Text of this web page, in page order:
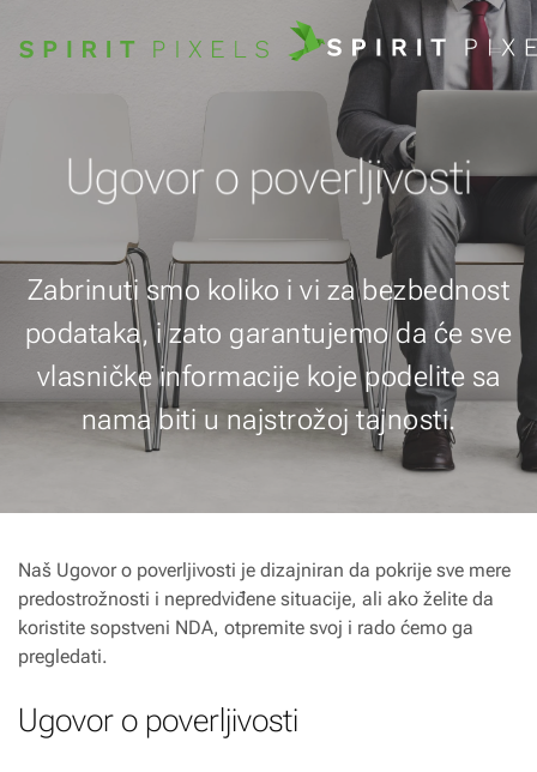
Ugovor o poverljivosti
Zabrinuti smo koliko i vi za bezbednost
podataka, i zato garantujemo da će sve
vlasničke informacije koje podelite sa
nama biti u najstrožoj tajnosti.
Naš Ugovor o poverljivosti je dizajniran da pokrije sve mere
predostrožnosti i nepredviđene situacije, ali ako želite da
koristite sopstveni NDA, otpremite svoj i rado ćemo ga
pregledati.
Ugovor o poverljivosti